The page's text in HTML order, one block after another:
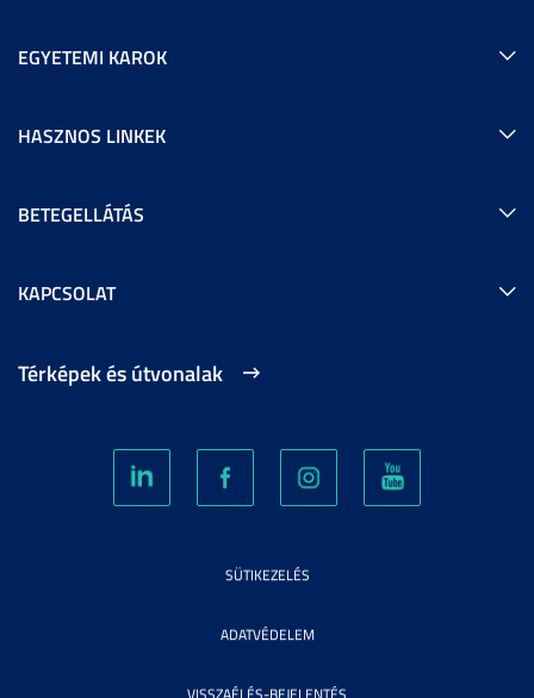
EGYETEMI KAROK
HASZNOS LINKEK
BETEGELLÁTÁS
KAPCSOLAT
Térképek és útvonalak
SÜTIKEZELÉS
ADATVÉDELEM